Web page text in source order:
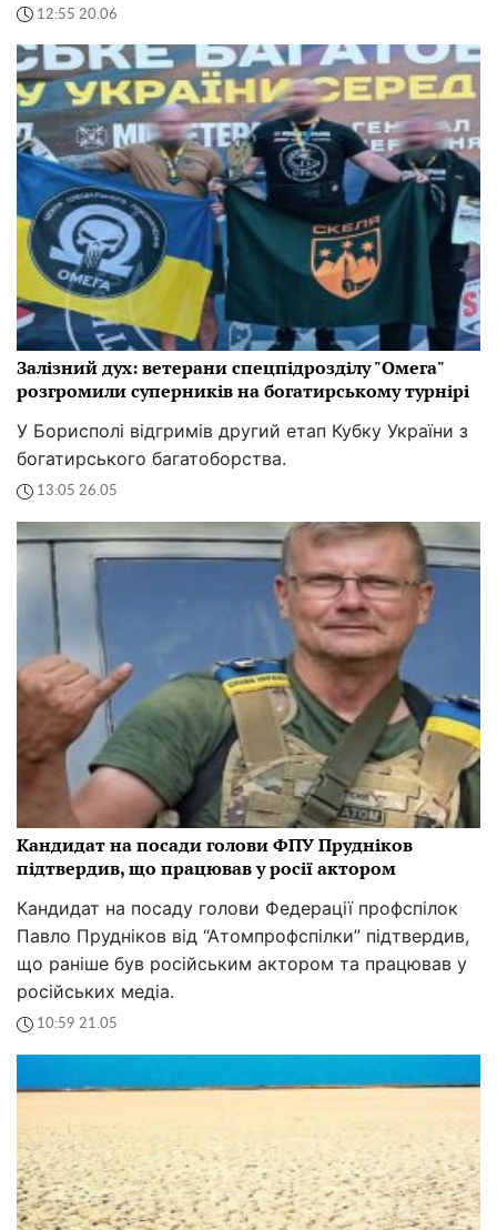
12:55 20.06
Залізний дух: ветерани спецпідрозділу "Омега"
розгромили суперників на богатирському турнірі
У Борисполі відгримів другий етап Кубку України з
богатирського багатоборства.
13:05 26.05
Кандидат на посади голови ФПУ Прудніков
підтвердив, що працював у росії актором
Кандидат на посаду голови Федерації профспілок
Павло Прудніков від “Атомпрофспілки” підтвердив,
що раніше був російським актором та працював у
російських медіа.
10:59 21.05